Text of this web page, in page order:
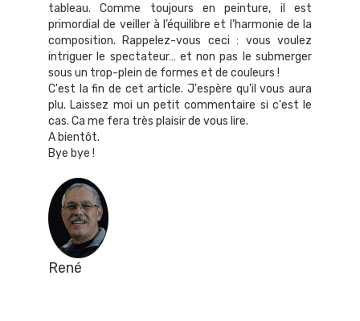
tableau. Comme toujours en peinture, il est
primordial de veiller à l’équilibre et l’harmonie de la
composition. Rappelez-vous ceci : vous voulez
intriguer le spectateur… et non pas le submerger
sous un trop-plein de formes et de couleurs !
C'est la fin de cet article. J'espère qu'il vous aura
plu. Laissez moi un petit commentaire si c'est le
cas. Ca me fera très plaisir de vous lire.
A bientôt.
Bye bye !
René